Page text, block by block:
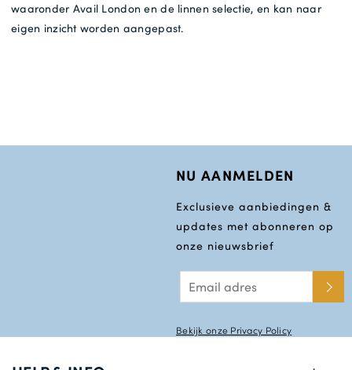
waaronder Avail London en de linnen selectie, en kan naar
eigen inzicht worden aangepast.
NU AANMELDEN
Exclusieve aanbiedingen &
updates met abonneren op
onze nieuwsbrief
Bekijk onze Privacy Policy